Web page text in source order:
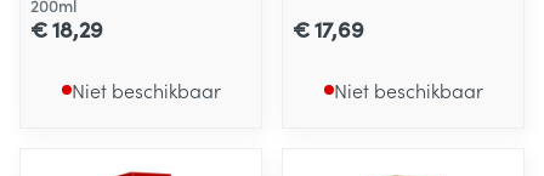
200ml
€ 18,29
Niet beschikbaar
€ 17,69
Niet beschikbaar